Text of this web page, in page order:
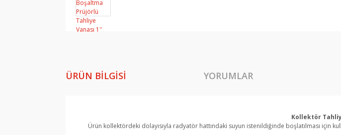
ÜRÜN BILGISI YORUMLAR
Kollektör
Ürün kollektördeki dolayısıyla radyatör hattındaki suyun istenildiğinde boşlatılması için